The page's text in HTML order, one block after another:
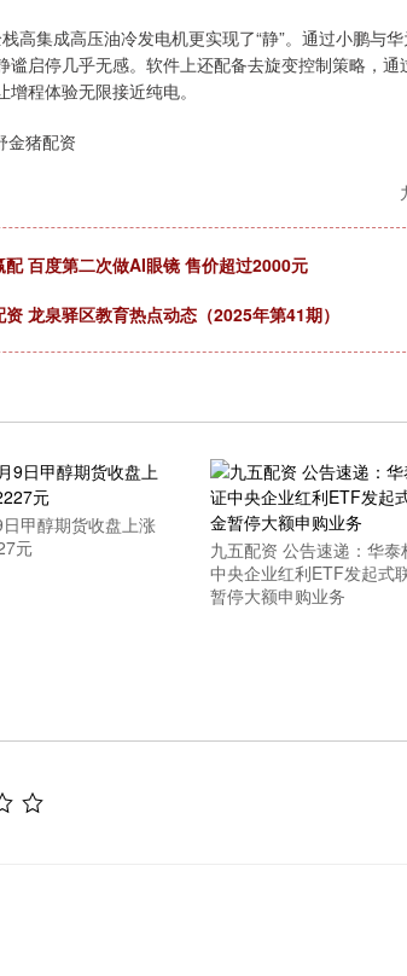
高集成高压油冷发电机更实现了“静”。通过小鹏与
谧启停几乎无感。软件上还配备去旋变控制策略，
程体验无限接近纯电。
金猪配资
配 百度第二次做AI眼镜 售价超过2000元
资 龙泉驿区教育热点动态（2025年第41期）
甲醇期货收盘上涨
元
九五配资 公告速递：华泰
中央企业红利ETF发起式
暂停大额申购业务